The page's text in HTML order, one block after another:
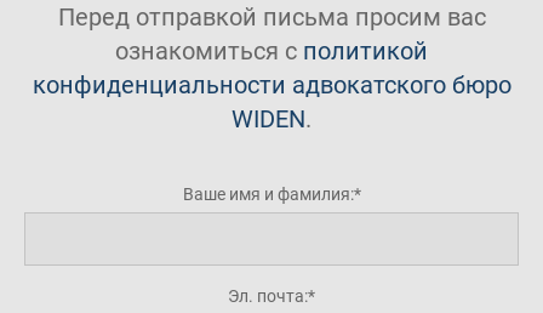
Перед отправкой письма просим вас
ознакомиться с политикой
конфиденциальности адвокатского бюро
WIDEN.
Ваше имя и фамилия:
Эл. почта: